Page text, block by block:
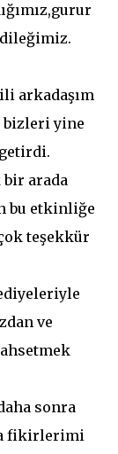
dileğimiz.
arkadaşım
bizleri yine
bir arada
bu etkinliğe
teşekkür
ve
sonra
fikirlerimi